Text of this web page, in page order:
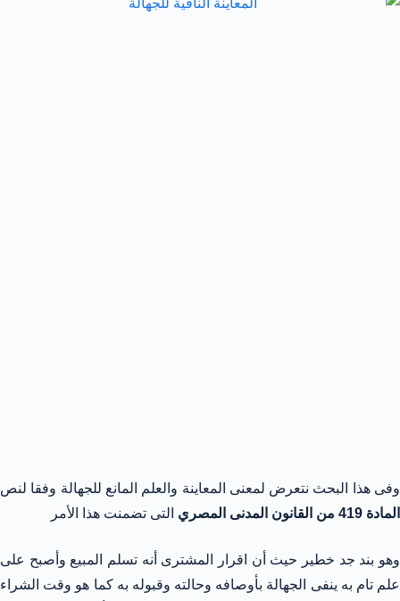
وفى هذا البحث نتعرض لمعنى المعاينة والعلم المانع للجهالة وفقا لنص
المادة 419 من القانون المدنى المصري
التى تضمنت هذا الأمر
وهو بند جد خطير حيث أن اقرار المشترى أنه تسلم المبيع وأصبح على
علم تام به ينفى الجهالة بأوصافه وحالته وقبوله به كما هو وقت الشراء